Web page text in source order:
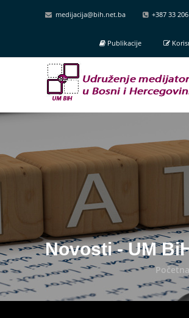
medijacija@bih.net.ba +387 33
Publikacije
Novosti - UM
Početna